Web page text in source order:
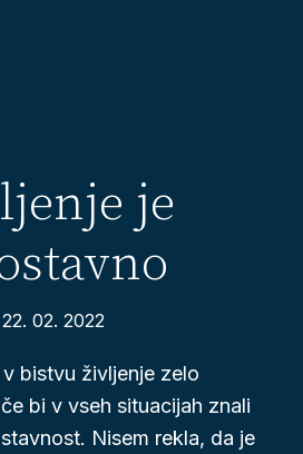
je
22. 02. 2022
bistvu življenje zelo
bi v vseh situacijah znali
Nisem rekla, da je